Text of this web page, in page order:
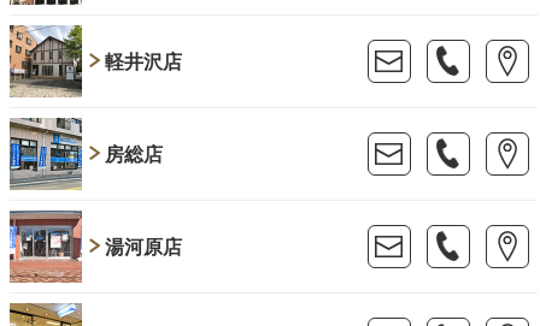
軽井沢店
房総店
湯河原店